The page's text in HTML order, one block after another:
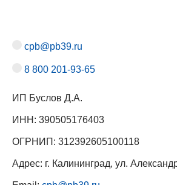
cpb@pb39.ru
8 800 201-93-65
ИП Буслов Д.А.
ИНН: 390505176403
ОГРНИП: 312392605100118
Адрес: г. Калининград, ул.